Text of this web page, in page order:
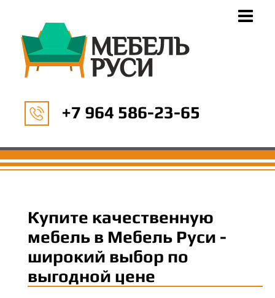
+7 964 586-23-65
Купите качественную
мебель в Мебель Руси -
широкий выбор по
выгодной цене